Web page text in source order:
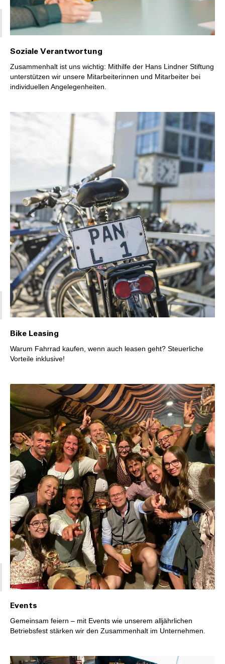
Soziale Verantwortung
Zusammenhalt ist uns wichtig: Mithilfe der Hans Lindner Stiftung
unterstützen wir unsere Mitarbeiterinnen und Mitarbeiter bei
individuellen Angelegenheiten.
Bike Leasing
Warum Fahrrad kaufen, wenn auch leasen geht? Steuerliche
Vorteile inklusive!
Events
Gemeinsam feiern – mit Events wie unserem alljährlichen
Betriebsfest stärken wir den Zusammenhalt im Unternehmen.